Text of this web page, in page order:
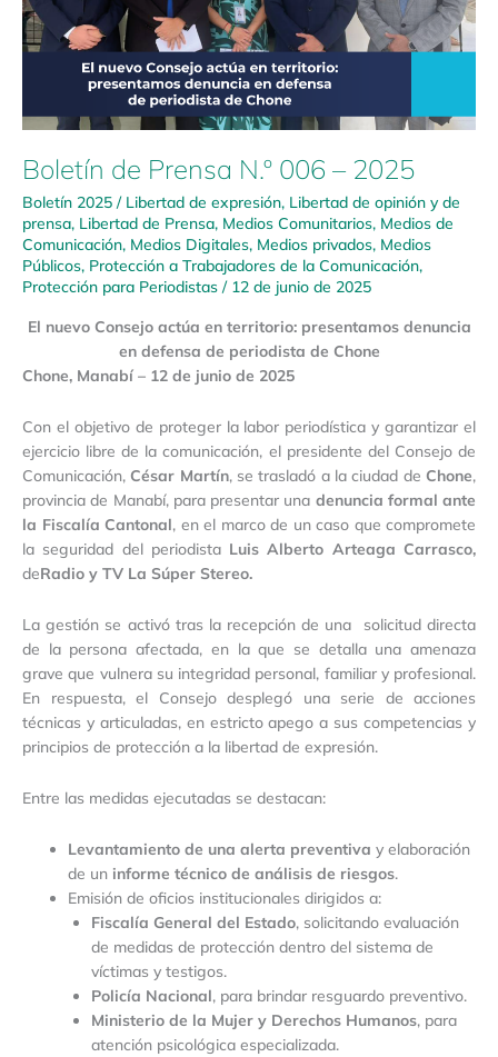
Boletín de Prensa N.º 006 – 2025
Boletín 2025 / Libertad de expresión, Libertad de opinión y de
prensa, Libertad de Prensa, Medios Comunitarios, Medios de
Comunicación, Medios Digitales, Medios privados, Medios
Públicos, Protección a Trabajadores de la Comunicación,
Protección para Periodistas / 12 de junio de 2025
El nuevo Consejo actúa en territorio: presentamos denuncia
en defensa de periodista de Chone
Chone, Manabí – 12 de junio de 2025
Con el objetivo de proteger la labor periodística y garantizar el
ejercicio libre de la comunicación, el presidente del Consejo de
Comunicación,César Martín, se trasladó a la ciudad deChone,
provincia de Manabí, para presentar una denuncia formal ante
la Fiscalía Cantonal, en el marco de un caso que compromete
la seguridad del periodista Luis Alberto Arteaga Carrasco,
deRadio y TV La Súper Stereo.
La gestión se activó tras la recepción de una solicitud directa
de la persona afectada, en la que se detalla una amenaza
grave que vulnera su integridad personal, familiar y profesional.
En respuesta, el Consejo desplegó una serie de acciones
técnicas y articuladas, en estricto apego a sus competencias y
principios de protección a la libertad de expresión.
Entre las medidas ejecutadas se destacan:
Levantamiento de una alerta preventiva y elaboración
de un informe técnico de análisis de riesgos.
Emisión de oficios institucionales dirigidos a:
Fiscalía General del Estado, solicitando evaluación
de medidas de protección dentro del sistema de
víctimas y testigos.
Policía Nacional, para brindar resguardo preventivo.
Ministerio de la Mujer y Derechos Humanos, para
atención psicológica especializada.
2025